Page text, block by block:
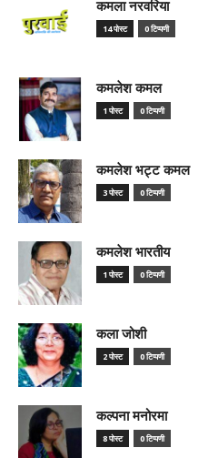
कमला नरवरिया
14 पोस्ट 0 टिप्पणी
कमलेश कमल
1 पोस्ट 0 टिप्पणी
कमलेश भट्ट कमल
3 पोस्ट 0 टिप्पणी
कमलेश भारतीय
1 पोस्ट 0 टिप्पणी
कला जोशी
2 पोस्ट 0 टिप्पणी
कल्पना मनोरमा
8 पोस्ट 0 टिप्पणी